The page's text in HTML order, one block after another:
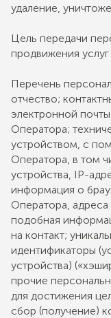
удаление,
Цель передачи
продвижения
Перечень
отчество;
электронной
Оператора;
устройством, с
Оператора, в том
устройства, IP-
информация о
Оператора,
подобная
на контакт;
идентификаторы
устройства)
прочие
для достижения
сбор (получение)